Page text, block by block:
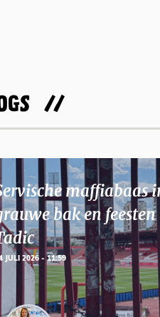
maffiabaas
bak en
JULI 2026 - 11:59